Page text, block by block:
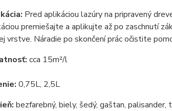
Pred aplikáciou lazúry na pripravený
premiešajte a aplikujte až po zaschnutí
vrstve. Náradie po skončení prác očistite
cca 15m²/l
0,75L, 2,5L
bezfarebný, biely, šedý, gaštan, palisander,